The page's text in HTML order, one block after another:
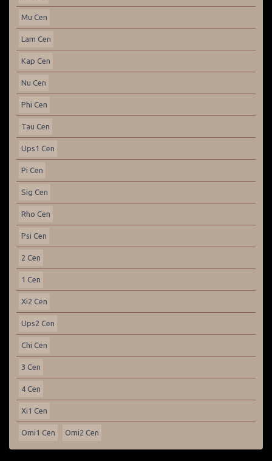
Mu Cen
Lam Cen
Kap Cen
Nu Cen
Phi Cen
Tau Cen
Ups1 Cen
Pi Cen
Sig Cen
Rho Cen
Psi Cen
2 Cen
1 Cen
Xi2 Cen
Ups2 Cen
Chi Cen
3 Cen
4 Cen
Xi1 Cen
Omi1 Cen Omi2 Cen